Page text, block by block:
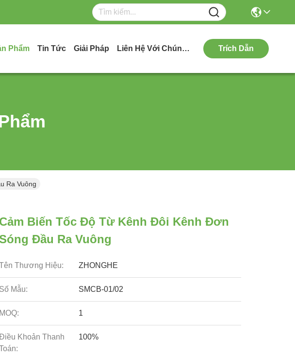
Phẩm Tin Tức Giải Pháp Liên Hệ Với Chúng Tôi Trích Dẫn
Ra Vuông
Cảm Biến Tốc Độ Từ Kênh Đôi Kênh Đơn
Sóng Đầu Ra Vuông
Thương Hiệu: ZHONGHE
Số Mẫu: SMCB-01/02
MOQ: 1
Khoản Thanh
100%